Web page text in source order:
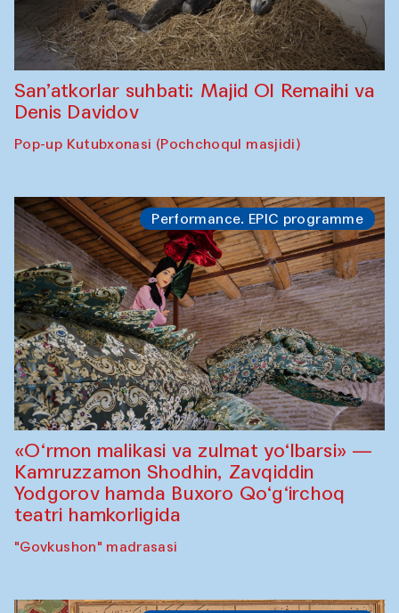
San’atkorlar suhbati: Majid Ol Remaihi va
Denis Davidov
Pop-up Kutubxonasi (Pochchoqul masjidi)
Performance. EPIC programme
«O‘rmon malikasi va zulmat yo‘lbarsi» —
Kamruzzamon Shodhin, Zavqiddin
Yodgorov hamda Buxoro Qo‘g‘irchoq
teatri hamkorligida
"Govkushon" madrasasi